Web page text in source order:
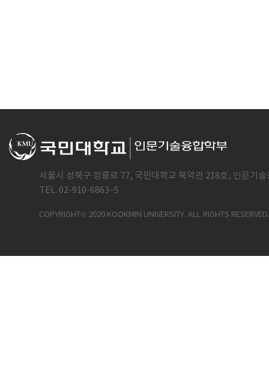
서울시 성북구 정릉로 77, 국민대학교 북악관 218호, 인문기
TEL. 02-910-6863~5
COPYRIGHT© 2020 KOOKMIN UNIVERSITY. ALL RIGHTS RESERVED.